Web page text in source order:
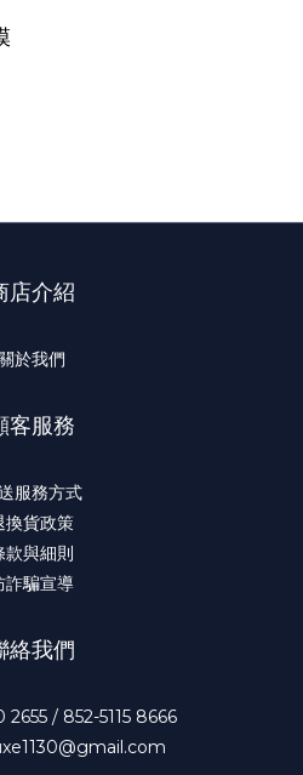
店介紹
於我們
客服務
服務方式
換貨政策
款與細則
詐騙宣導
絡我們
2655 / 852-5115 8666